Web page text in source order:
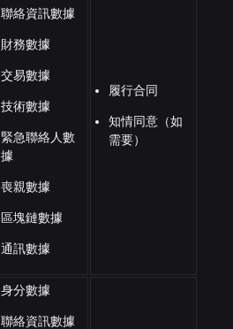
聯絡資訊數據
財務數據
交易數據
技術數據
緊急聯絡人數
據
喪親數據
區塊鏈數據
通訊數據
履行合同
知情同意（如
需要）
身分數據
聯絡資訊數據